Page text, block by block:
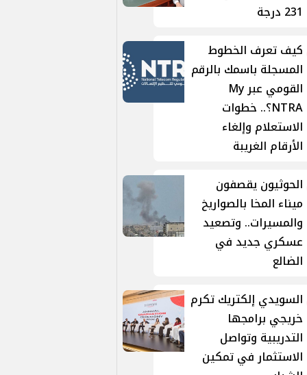
231 درجة
كيف تعرف الخطوط
المسجلة باسمك بالرقم
القومي عبر My
NTRA؟.. خطوات
الاستعلام وإلغاء
الأرقام الغريبة
الحوثيون يقصفون
ميناء المخا بالصواريخ
والمسيرات.. وتصعيد
عسكري جديد في
الضالع
السويدي إلكتريك تكرم
خريجي برامجها
التدريبية وتواصل
الاستثمار في تمكين